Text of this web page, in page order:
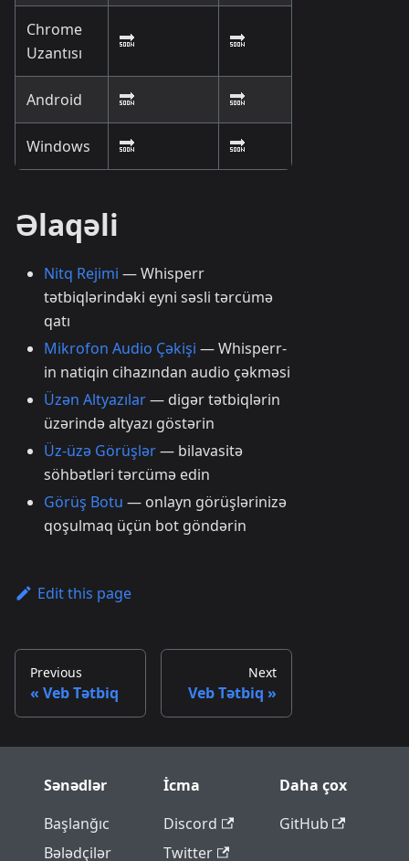
Chrome
Uzantısı
🔜 🔜
Android 🔜 🔜
Windows 🔜 🔜
Əlaqəli
Nitq Rejimi — Whisperr
tətbiqlərindəki eyni səsli tərcümə
qatı
Mikrofon Audio Çəkişi — Whisperr-
in natiqin cihazından audio çəkməsi
Üzən Altyazılar— digər tətbiqlərin
üzərində altyazı göstərin
Üz-üzə Görüşlər— bilavasitə
söhbətləri tərcümə edin
Görüş Botu — onlayn görüşlərinizə
qoşulmaq üçün bot göndərin
Edit this page
Previous
Veb Tətbiq
Next
Veb Tətbiq
Sənədlər
Başlanğıc
Bələdçilər
İcma
Discord
Twitter
Daha çox
GitHub